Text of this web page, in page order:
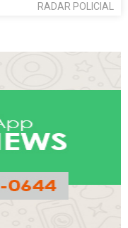
RADAR POLICIAL